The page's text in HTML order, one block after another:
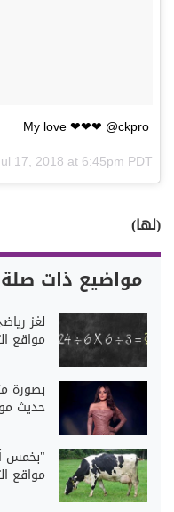
My love ❤❤❤ @ckpro
17, 2018 at 6:45pm PDT
(لها)
مواضيع ذات صلة
لغز
مواقع
بصورة
حديث
"بخمس
مواقع